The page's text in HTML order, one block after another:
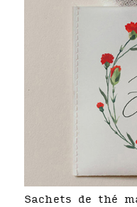
Sachets de thé